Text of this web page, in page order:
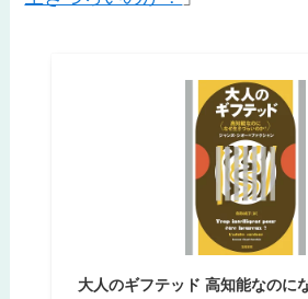
大人のギフテッド 高知能なのに